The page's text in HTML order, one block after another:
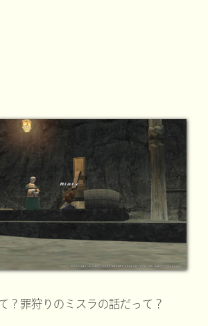
？罪狩りのミスラの話だって？